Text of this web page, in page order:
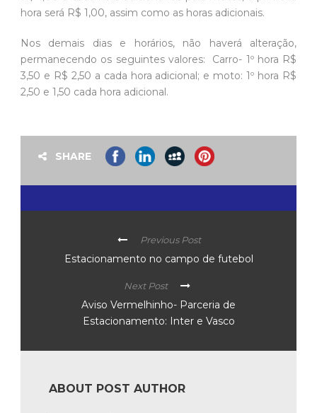
hora será R$ 1,00, assim como as horas adicionais.
Nos demais dias e horários, não haverá alteração,
permanecendo os seguintes valores: Carro- 1º hora R$
3,50 e R$ 2,50 a cada hora adicional; e moto: 1º hora R$
2,50 e 1,50 cada hora adicional.
SHARE
Previous Post
Estacionamento no campo de futebol
Next Post
Aviso Vermelhinho- Parceria de
Estacionamento: Inter e Vasco
ABOUT POST AUTHOR